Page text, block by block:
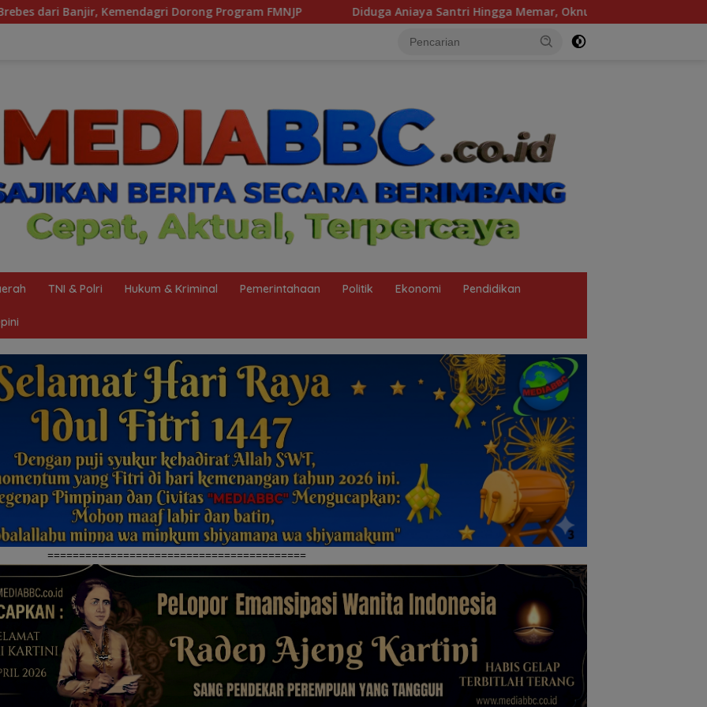
Dorong Program FMNJP Diduga Aniaya Santri Hingga Memar, Oknum Ustadz Ponpes Al-Fahd Banyuasin
TNI & Polri Hukum & Kriminal Pemerintahaan Politik Ekonomi Pendidikan
=========================================